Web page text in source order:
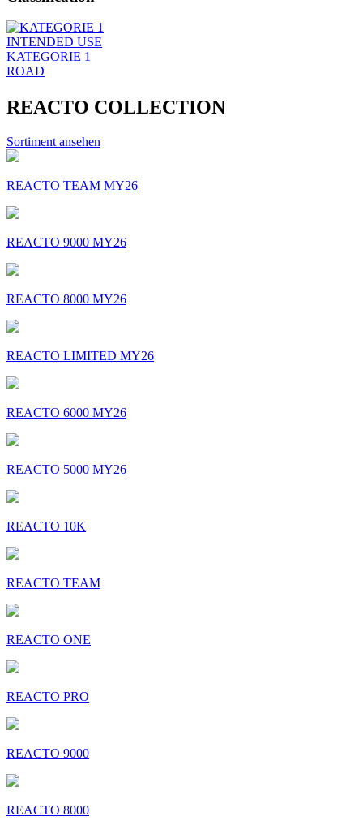
INTENDED USE
KATEGORIE 1
ROAD
REACTO COLLECTION
Sortiment ansehen
REACTO TEAM MY26
REACTO 9000 MY26
REACTO 8000 MY26
REACTO LIMITED MY26
REACTO 6000 MY26
REACTO 5000 MY26
REACTO 10K
REACTO TEAM
REACTO ONE
REACTO PRO
REACTO 9000
REACTO 8000